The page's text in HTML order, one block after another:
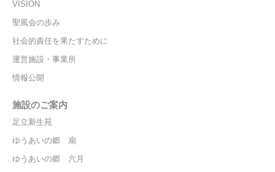
VISION
聖風会の歩み
社会的責任を果たすために
運営施設・事業所
情報公開
施設のご案内
足立新生苑
ゆうあいの郷 扇
ゆうあいの郷 六月